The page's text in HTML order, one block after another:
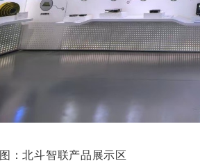
图：北斗智联产品展示区